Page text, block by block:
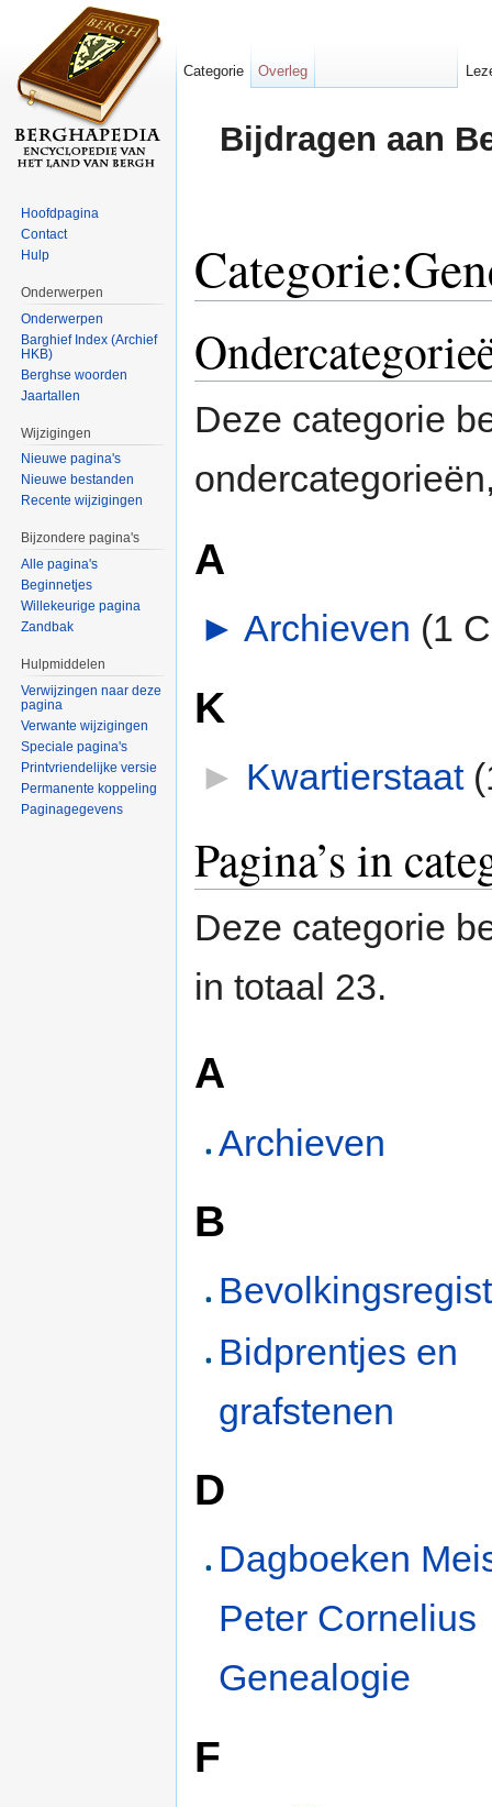
Bijdragen aan
Deze categorie
A
► Archieven (1
K
► Kwartierstaat‎
Pagina’s in
Deze categorie
in totaal 23.
A
Archieven
B
Bidprentjes en
grafstenen
D
Dagboeken
Peter Cornelius
Genealogie
F
Categorie Overleg
Hoofdpagina
Contact
Hulp
Onderwerpen
Onderwerpen
Barghief Index (Archief
HKB)
Berghse woorden
Jaartallen
Wijzigingen
Nieuwe pagina's
Nieuwe bestanden
Recente wijzigingen
Bijzondere pagina's
Alle pagina's
Beginnetjes
Willekeurige pagina
Zandbak
Hulpmiddelen
Verwijzingen naar deze
pagina
Verwante wijzigingen
Speciale pagina's
Printvriendelijke versie
Permanente koppeling
Paginagegevens